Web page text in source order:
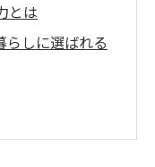
とは
らしに選ばれる
な平屋の特徴